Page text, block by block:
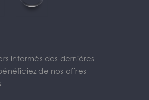
informés des dernières
de nos offres